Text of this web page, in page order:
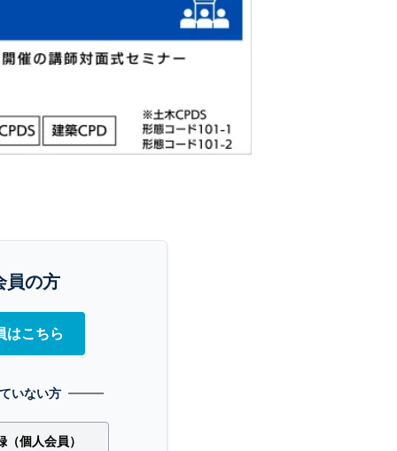
員の方
はこちら
いない方
個人会員）